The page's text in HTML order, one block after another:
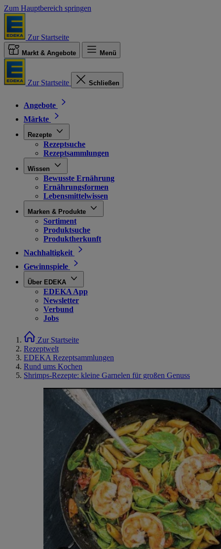
Zum Hauptbereich springen
Zur Startseite
Markt & Angebote Menü
Zur Startseite Schließen
Angebote
Märkte
Rezepte
Rezeptsuche
Rezeptsammlungen
Wissen
Bewusste Ernährung
Ernährungsformen
Lebensmittelwissen
Marken & Produkte
Sortiment
Produktsuche
Produktherkunft
Nachhaltigkeit
Gewinnspiele
Über EDEKA
EDEKA App
Newsletter
Verbund
Jobs
Zur Startseite
Rezeptwelt
EDEKA Rezeptsammlungen
Rund ums Kochen
Shrimps-Rezepte: kleine Garnelen für großen Genuss